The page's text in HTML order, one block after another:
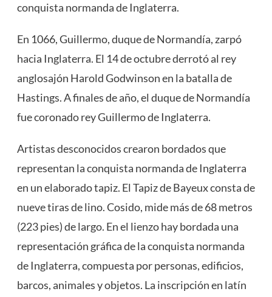
conquista normanda de Inglaterra.
En 1066, Guillermo, duque de Normandía, zarpó
hacia Inglaterra. El 14 de octubre derrotó al rey
anglosajón Harold Godwinson en la batalla de
Hastings. A finales de año, el duque de Normandía
fue coronado rey Guillermo de Inglaterra.
Artistas desconocidos crearon bordados que
representan la conquista normanda de Inglaterra
en un elaborado tapiz. El Tapiz de Bayeux consta de
nueve tiras de lino. Cosido, mide más de 68 metros
(223 pies) de largo. En el lienzo hay bordada una
representación gráfica de la conquista normanda
de Inglaterra, compuesta por personas, edificios,
barcos, animales y objetos. La inscripción en latín